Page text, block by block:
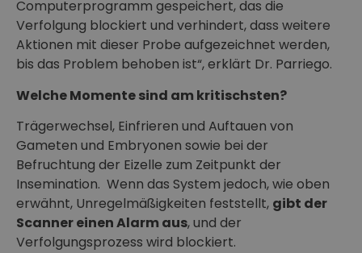
Computerprogramm gespeichert, das die
Verfolgung blockiert und verhindert, dass weitere
Aktionen mit dieser Probe aufgezeichnet werden,
bis das Problem behoben ist“, erklärt Dr. Parriego.
Welche Momente sind am kritischsten?
Trägerwechsel, Einfrieren und Auftauen von
Gameten und Embryonen sowie bei der
Befruchtung der Eizelle zum Zeitpunkt der
Insemination. Wenn das System jedoch, wie oben
erwähnt, Unregelmäßigkeiten feststellt, gibt der
Scanner einen Alarm aus, und der
Verfolgungsprozess wird blockiert.